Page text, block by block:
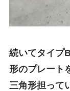
続いてタイプ
形のプレート
三角形担って